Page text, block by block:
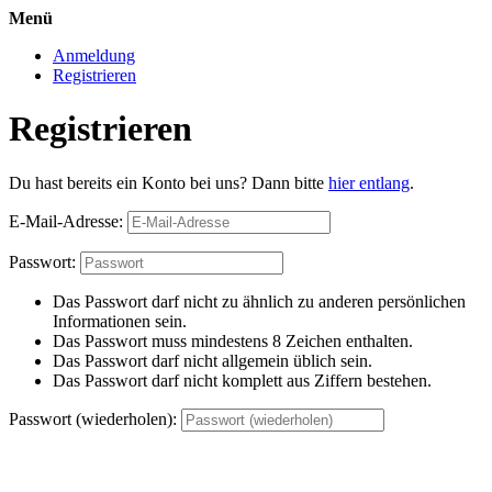
Menü
Anmeldung
Registrieren
Registrieren
Du hast bereits ein Konto bei uns? Dann bitte hier entlang.
E-Mail-Adresse:
Passwort:
Das Passwort darf nicht zu ähnlich zu anderen persönlichen
Informationen sein.
Das Passwort muss mindestens 8 Zeichen enthalten.
Das Passwort darf nicht allgemein üblich sein.
Das Passwort darf nicht komplett aus Ziffern bestehen.
Passwort (wiederholen):